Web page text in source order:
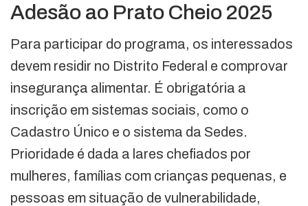
Adesão ao Prato Cheio 2025
Para participar do programa, os interessados
devem residir no Distrito Federal e comprovar
insegurança alimentar. É obrigatória a
inscrição em sistemas sociais, como o
Cadastro Único e o sistema da Sedes.
Prioridade é dada a lares chefiados por
mulheres, famílias com crianças pequenas, e
pessoas em situação de vulnerabilidade,